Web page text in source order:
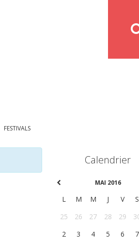
FESTIVALS
Calendrier
MAI 2016
L M M J V S
25
26 27 28 29
2
3 4 5 6 7